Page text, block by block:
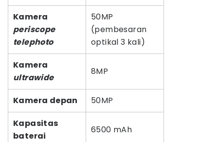
Kamera
periscope
telephoto
50MP
(pembesaran
optikal 3 kali)
Kamera
ultrawide
8MP
Kamera depan 50MP
Kapasitas
baterai
6500 mAh